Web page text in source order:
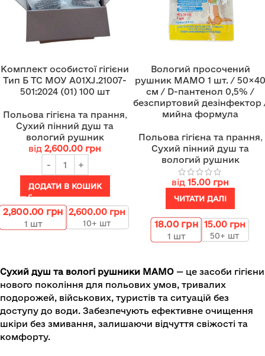
Комплект особистої гігієни
Тип Б ТС МОУ A01XJ.21007-
501:2024 (01) 100 шт
Польова гігієна та прання,
Сухий пінний душ та
вологий рушник
від 2,600.00 грн
ДОДАТИ В КОШИК
2,800.00 грн
1 шт
2,600.00 грн
10+ шт
Вологий просочений
рушник МАМО 1 шт. / 50×40
см / D-пантенол 0,5% /
безспиртовий дезінфектор
мийна формула
Польова гігієна та прання,
Сухий пінний душ та
вологий рушник
від 15.00 грн
ЧИТАТИ ДАЛІ
18.00 грн
1 шт
15.00 грн
50+ шт
Сухий душ та вологі рушники МАМО — це засоби гігієни
нового покоління для польових умов, тривалих
подорожей, військових, туристів та ситуацій без
доступу до води. Забезпечують ефективне очищення
шкіри без змивання, залишаючи відчуття свіжості та
комфорту.